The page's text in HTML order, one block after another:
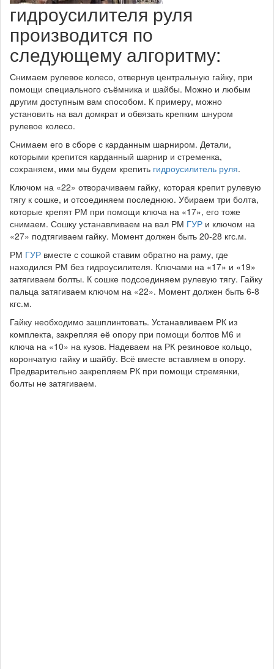
гидроусилителя руля
производится по
следующему алгоритму:
Снимаем рулевое колесо, отвернув центральную гайку, при
помощи специального съёмника и шайбы. Можно и любым
другим доступным вам способом. К примеру, можно
установить на вал домкрат и обвязать крепким шнуром
рулевое колесо.
Снимаем его в сборе с карданным шарниром. Детали,
которыми крепится карданный шарнир и стременка,
сохраняем, ими мы будем крепить гидроусилитель руля.
Ключом на «22» отворачиваем гайку, которая крепит рулевую
тягу к сошке, и отсоединяем последнюю. Убираем три болта,
которые крепят РМ при помощи ключа на «17», его тоже
снимаем. Сошку устанавливаем на вал РМ ГУР и ключом на
«27» подтягиваем гайку. Момент должен быть 20-28 кгс.м.
РМ ГУР вместе с сошкой ставим обратно на раму, где
находился РМ без гидроусилителя. Ключами на «17» и «19»
затягиваем болты. К сошке подсоединяем рулевую тягу. Гайку
пальца затягиваем ключом на «22». Момент должен быть 6-8
кгс.м.
Гайку необходимо зашплинтовать. Устанавливаем РК из
комплекта, закрепляя её опору при помощи болтов М6 и
ключа на «10» на кузов. Надеваем на РК резиновое кольцо,
корончатую гайку и шайбу. Всё вместе вставляем в опору.
Предварительно закрепляем РК при помощи стремянки,
болты не затягиваем.